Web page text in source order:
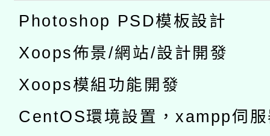
Photoshop PSD模板設計
Xoops佈景/網站/設計開發
Xoops模組功能開發
CentOS環境設置，xampp伺